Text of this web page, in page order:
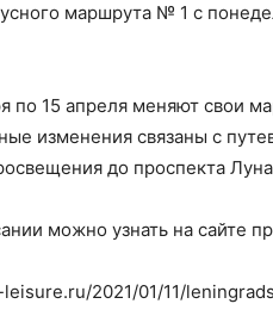
маршрута № 1 с
по 15 апреля меняют свои
изменения связаны с
до проспекта
можно узнать на сайте
2021/01/11/